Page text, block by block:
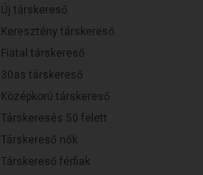
Új társkereső
Keresztény társkereső
Fiatal társkereső
30as társkereső
Középkorú társkereső
Társkeresés 50 felett
Társkereső nők
Társkereső férfiak